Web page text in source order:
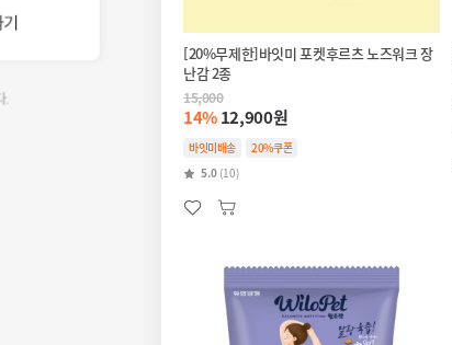
[20%무제한]바잇미 포켓후르츠 노즈워크 장
난감 2종
15,000
14%12,900원
바잇미배송
20%쿠폰
5.0 (10)